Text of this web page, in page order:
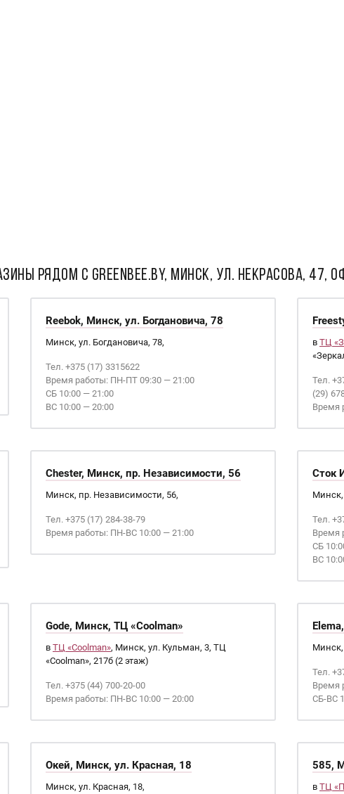
РЯДОМ С Greenbee.by, Минск, ул. Некрасова, 47,
Reebok, Минск, ул. Богдановича, 78
Минск, ул. Богдановича, 78,
Тел. +375 (17) 3315622
Время работы: ПН-ПТ 09:30 — 21:00
СБ 10:00 — 21:00
ВС 10:00 — 20:00
в ТЦ
Тел.
(29)
Время
Chester, Минск, пр. Независимости, 56
Минск, пр. Независимости, 56,
Тел. +375 (17) 284-38-79
Время работы: ПН-ВС 10:00 — 21:00
Сток
Минск,
Тел.
Время
СБ
ВС
Gode, Минск, ТЦ «Coolman»
в ТЦ «Coolman», Минск, ул. Кульман, 3, ТЦ
«Coolman», 217б (2 этаж)
Тел. +375 (44) 700-20-00
Время работы: ПН-ВС 10:00 — 20:00
Минск,
Тел.
Время
СБ-ВС
Окей, Минск, ул. Красная, 18
Минск, ул. Красная, 18,
585,
в ТЦ